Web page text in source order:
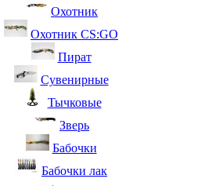
Охотник
Охотник CS:GO
Пират
Сувенирные
Тычковые
Зверь
Бабочки
Бабочки лак